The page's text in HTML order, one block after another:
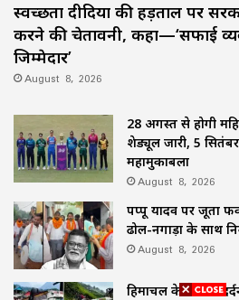
स्वच्छता दीदियों की हड़ताल पर
करने की चेतावनी, कहा—‘सफाई
जिम्मेदार’
August 8, 2026
28 अगस्त से होगी
शेड्यूल जारी, 5
महामुकाबला
August 8, 2026
पप्पू यादव पर जूता
ढोल-नगाड़ों के साथ
August 8, 2026
हिमाचल के चंबा में